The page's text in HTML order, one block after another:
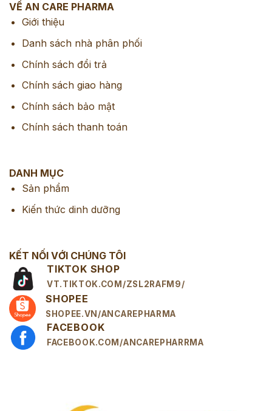
VỀ AN CARE PHARMA
Giới thiệu
Danh sách nhà phân phối
Chính sách đổi trả
Chính sách giao hàng
Chính sách bảo mật
Chính sách thanh toán
DANH MỤC
Sản phẩm
Kiến thức dinh dưỡng
KẾT NỐI VỚI CHÚNG TÔI
TIKTOK SHOP
VT.TIKTOK.COM/ZSL2RAFM9/
SHOPEE
SHOPEE.VN/ANCAREPHARMA
FACEBOOK
FACEBOOK.COM/ANCAREPHARRMA